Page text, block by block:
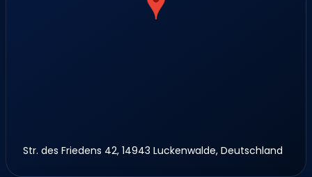
Str. des Friedens 42, 14943 Luckenwalde, Deutschland